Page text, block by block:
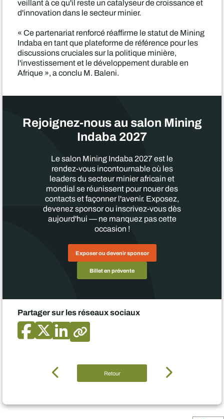
veillant à ce qu'il reste un catalyseur de croissance et
d'innovation dans le secteur minier.
« Ce partenariat renforcé réaffirme le statut de Mining
Indaba en tant que plateforme de référence pour les
discussions cruciales sur la politique minière,
l'investissement et le développement durable en
Afrique », a conclu M. Baleni.
Rejoignez-nous au salon Mining
Indaba 2027
Le salon Mining Indaba 2027 est le
rendez-vous incontournable où les
leaders du secteur minier africain et
mondial se réunissent pour nouer des
contacts et façonner l'avenir. Exposez,
devenez sponsor ou inscrivez-vous dès
aujourd'hui — ne manquez pas cette
occasion !
Exposer ou devenir sponsor
Billet en prévente
Partager sur les réseaux sociaux
Retour